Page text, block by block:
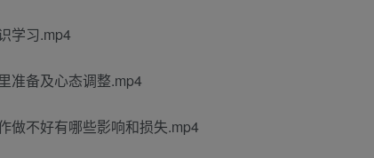
学习.mp4
准备及心态调整.mp4
做不好有哪些影响和损失.mp4